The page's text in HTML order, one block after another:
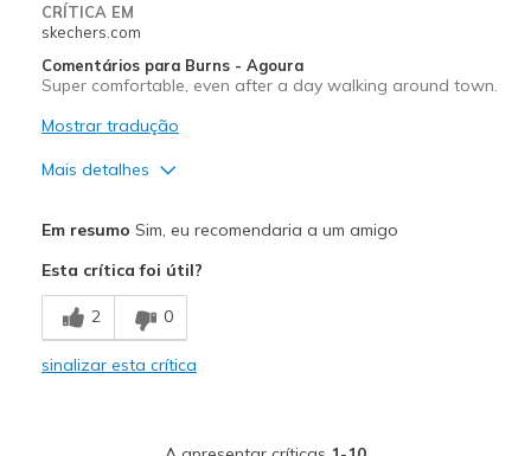
CRÍTICA EM
skechers.com
Comentários para Burns - Agoura
Super comfortable, even after a day walking around town.
Mostrar tradução
Mais detalhes
Melhores utilizações
Casual Wear
Travel
Em resumo Sim, eu recomendaria a um amigo
Esta crítica foi útil?
2 0
sinalizar esta crítica